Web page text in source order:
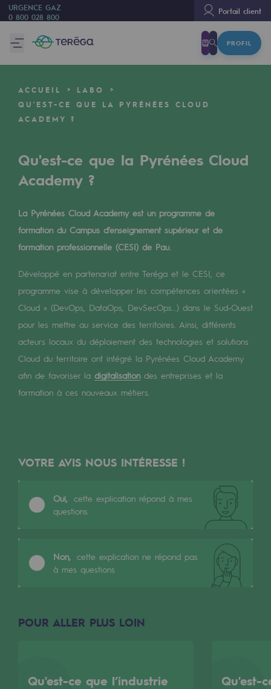
URGENCE GAZ
0 800 028 800
Portail client
PROFIL
Nous sommes
80 ans d'histoire
Teréga
Accélérateur de la transition énergétique
Une organisation adaptative et ouverte
Une organisation adaptative et
Digitalisation
Transversalité et Collaboratif
Notre culture et nos valeurs
Une organisation certifiée
Notre organisation
Notre organisation
Publications institutionnelles
Où nous trouver
Les énergies d'avenir
Les énergies d'avenir
Notre vision
Gaz renouvelables et procédés
Méthanation
ACCUEIL
LABO
QU'EST-CE QUE LA PYRÉNÉES CLOUD
ACADEMY ?
Qu'est-ce que la Pyrénées Cloud
Academy ?
La Pyrénées Cloud Academy est un programme de
formation du Campus d’enseignement supérieur et de
formation professionnelle (CESI) de Pau.
Développé en partenariat entre Teréga et le CESI, ce
programme vise à développer les compétences orientées «
Cloud » (DevOps, DataOps, DevSecOps…) dans le Sud-Ouest
pour les mettre au service des territoires. Ainsi, différents
acteurs locaux du déploiement des technologies et solutions
Cloud du territoire ont intégré la Pyrénées Cloud Academy
afin de favoriser la digitalisationdes entreprises et la
formation à ces nouveaux métiers.
VOTRE AVIS NOUS INTÉRESSE !
Oui, cette explication répond à mes
questions
Non, cette explication ne répond pas
à mes questions
POUR ALLER PLUS LOIN
Qu'est-ce que l’industrie
Qu'est-